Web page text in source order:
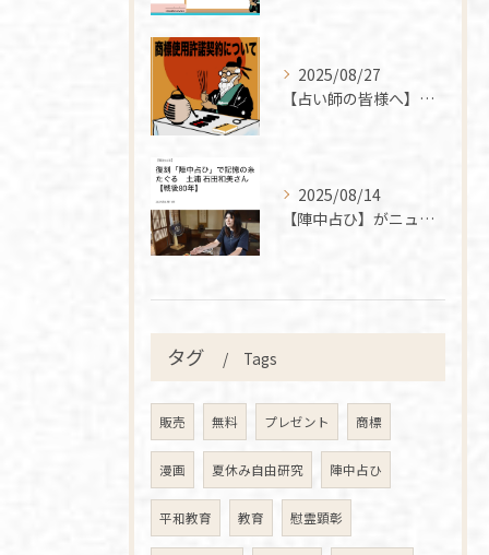
2025/08/27
【占い師の皆様へ】商標使用許諾契約について
2025/08/14
【陣中占ひ】がニュースつくばの記事に掲載されました
タグ Tags
販売 無料 プレゼント 商標
漫画 夏休み自由研究 陣中占ひ
平和教育 教育 慰霊顕彰